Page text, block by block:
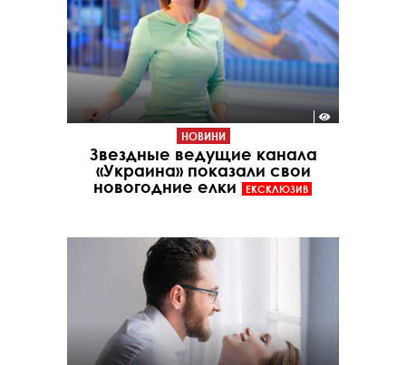
НОВИНИ
Звездные ведущие канала
«Украина» показали свои
новогодние елки
ЕКСКЛЮЗИВ